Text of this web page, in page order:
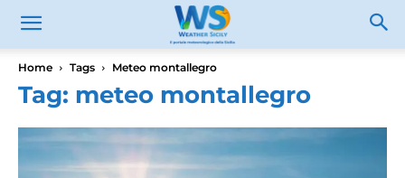
Home Tags Meteo montallegro
Tag: meteo montallegro